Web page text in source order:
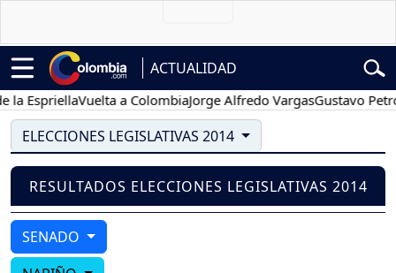
ACTUALIDAD
EspriellaVuelta a ColombiaJorge Alfredo VargasGustavo Petro
ELECCIONES LEGISLATIVAS 2014
RESULTADOS ELECCIONES LEGISLATIVAS 2014
SENADO